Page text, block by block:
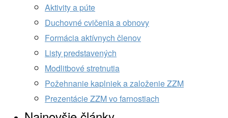
Aktivity a púte
Duchovné cvičenia a obnovy
Formácia aktívnych členov
Listy predstavených
Modlitbové stretnutia
Požehnanie kaplniek a založenie ZZM
Prezentácie ZZM vo farnostiach